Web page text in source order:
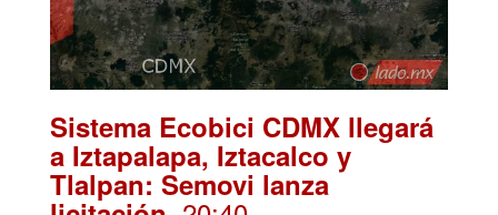
Sistema Ecobici CDMX llegará
a Iztapalapa, Iztacalco y
Tlalpan: Semovi lanza